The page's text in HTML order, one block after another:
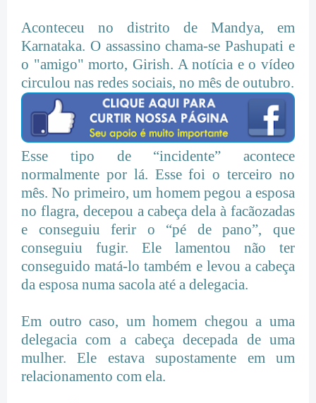
Aconteceu no distrito de Mandya, em
Karnataka. O assassino chama-se Pashupati e
o "amigo" morto, Girish. A notícia e o vídeo
circulou nas redes sociais, no mês de outubro.
Esse tipo de “incidente” acontece
normalmente por lá. Esse foi o terceiro no
mês. No primeiro, um homem pegou a esposa
no flagra, decepou a cabeça dela à facãozadas
e conseguiu ferir o “pé de pano”, que
conseguiu fugir. Ele lamentou não ter
conseguido matá-lo também e levou a cabeça
da esposa numa sacola até a delegacia.
Em outro caso, um homem chegou a uma
delegacia com a cabeça decepada de uma
mulher. Ele estava supostamente em um
relacionamento com ela.